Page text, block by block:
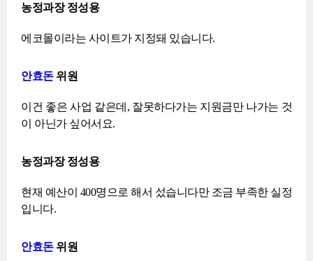
농정과장 정성용
에코몰이라는 사이트가 지정돼 있습니다.
안효돈위원
이건 좋은 사업 같은데, 잘못하다가는 지원금만 나가는 것
이 아닌가 싶어서요.
농정과장 정성용
현재 예산이 400명으로 해서 섰습니다만 조금 부족한 실정
입니다.
안효돈위원